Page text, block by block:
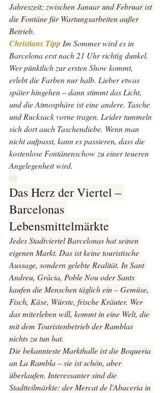
Jahreszeit; zwischen Januar und Februar ist
die Fontäne für Wartungsarbeiten außer
Betrieb.
Christians Tipp Im Sommer wird es in
Barcelona erst nach 21 Uhr richtig dunkel.
Wer pünktlich zur ersten Show kommt,
erlebt die Farben nur halb. Lieber etwas
später hingehen – dann stimmt das Licht,
und die Atmosphäre ist eine andere. Tasche
und Rucksack vorne tragen. Leider tummeln
sich dort auch Taschendiebe. Wenn man
nicht aufpasst, kann es passieren, dass die
kostenlose Fontänenschow zu einer teueren
Angelegenheit wird.
08
Das Herz der Viertel –
Barcelonas
Lebensmittelmärkte
Jedes Stadtviertel Barcelonas hat seinen
eigenen Markt. Das ist keine touristische
Aussage, sondern gelebte Realität. In Sant
Andreu, Gràcia, Poble Nou oder Sants
kaufen die Menschen täglich ein – Gemüse,
Fisch, Käse, Würste, frische Kräuter. Wer
das miterleben will, kommt in eine Welt, die
mit dem Touristenbetrieb der Ramblas
nichts zu tun hat.
Die bekannteste Markthalle ist die Boqueria
an La Rambla – sie ist schön, aber
überlaufen. Interessanter sind die
Stadtteilmärkte: der Mercat de l'Abaceria in